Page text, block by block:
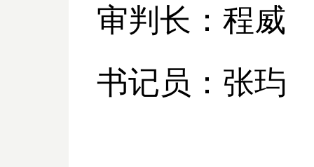
审判长：程威
书记员：张玙